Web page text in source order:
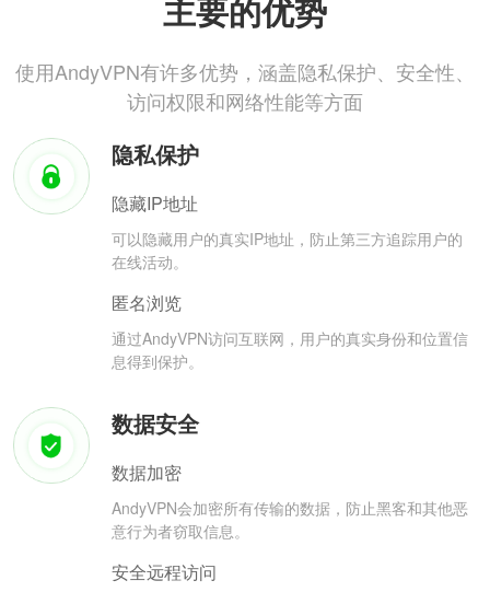
主要的优势
使用AndyVPN有许多优势，涵盖隐私保护、安全性、
访问权限和网络性能等方面
隐私保护
隐藏IP地址
可以隐藏用户的真实IP地址，防止第三方追踪用户的
在线活动。
匿名浏览
通过AndyVPN访问互联网，用户的真实身份和位置信
息得到保护。
数据安全
数据加密
AndyVPN会加密所有传输的数据，防止黑客和其他恶
意行为者窃取信息。
安全远程访问